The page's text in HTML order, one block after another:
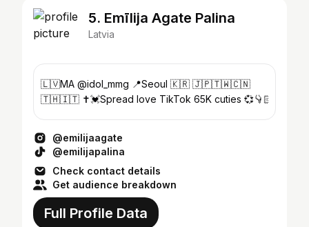
5. Emīlija Agate Palina
Latvia
🇱🇻MA @idol_mmg 📍Seoul 🇰🇷 🇯🇵🇹🇼🇨🇳
🇹🇭🇮🇹 ✝️💓Spread love TikTok 65K cuties 💞👇🏻
@emilijaagate
@emilijapalina
Check contact details
Get audience breakdown
Full Profile Data